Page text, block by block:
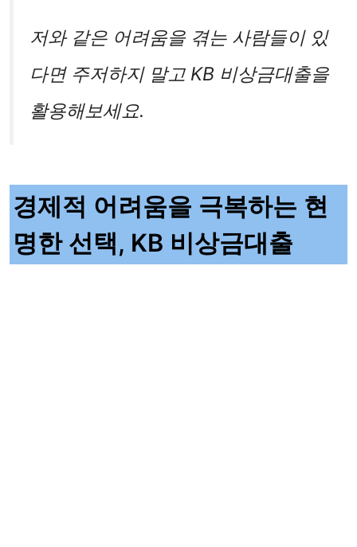
저와 같은 어려움을 겪는 사람들이 있
다면 주저하지 말고 KB 비상금대출을
활용해보세요.
경제적 어려움을 극복하는 현
명한 선택, KB 비상금대출